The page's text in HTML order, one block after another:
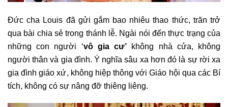
Đức cha Louis đã gửi gắm bao nhiêu thao thức, trăn trở
qua bài chia sẻ trong thánh lễ. Ngài nói đến thực trạng của
những con người ‘vô gia cư’ không nhà cửa, không
người thân và gia đình. Ý nghĩa sâu xa hơn đó là sự rời xa
gia đình giáo xứ, không hiệp thông với Giáo hội qua các Bí
tích, không có sự nâng đỡ thiêng liêng.